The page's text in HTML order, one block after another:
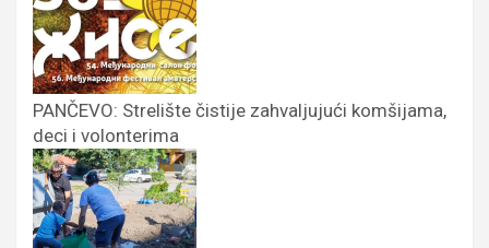
PANČEVO: Strelište čistije zahvaljujući komšijama,
deci i volonterima